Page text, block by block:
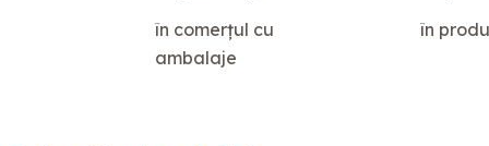
în comerțul cu
ambalaje
în